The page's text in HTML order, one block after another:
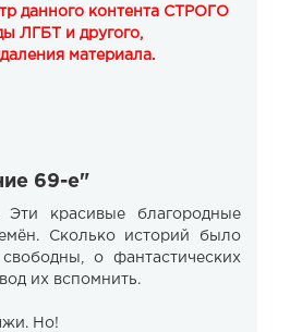
данного контента СТРОГО
ЛГБТ и другого,
материала.
69-е"
красивые благородные
Сколько историй было
о фантастических
их вспомнить.
Но!